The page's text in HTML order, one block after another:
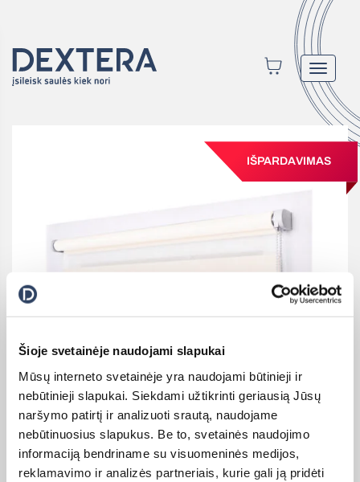
Šioje svetainėje naudojami slapukai
Mūsų interneto svetainėje yra naudojami būtinieji ir
nebūtinieji slapukai. Siekdami užtikrinti geriausią Jūsų
naršymo patirtį ir analizuoti srautą, naudojame
nebūtinuosius slapukus. Be to, svetainės naudojimo
informaciją bendriname su visuomeninės medijos,
reklamavimo ir analizės partneriais, kurie gali ją pridėti
Toggle
IŠPARDAVIMAS
Kaina:37,00€
Original
price
was:
19,99€
Current
price
is: